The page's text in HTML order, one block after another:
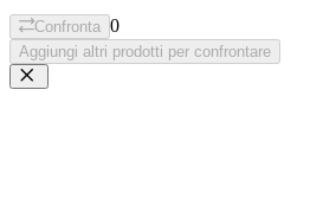
Confronta 0
Aggiungi altri prodotti per confrontare